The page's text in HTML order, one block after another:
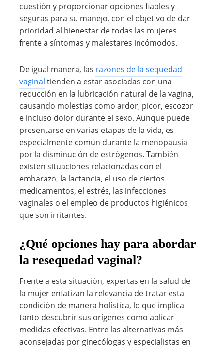
cuestión y proporcionar opciones fiables y
seguras para su manejo, con el objetivo de dar
prioridad al bienestar de todas las mujeres
frente a síntomas y malestares incómodos.
De igual manera, las razones de la sequedad
vaginal tienden a estar asociadas con una
reducción en la lubricación natural de la vagina,
causando molestias como ardor, picor, escozor
e incluso dolor durante el sexo. Aunque puede
presentarse en varias etapas de la vida, es
especialmente común durante la menopausia
por la disminución de estrógenos. También
existen situaciones relacionadas con el
embarazo, la lactancia, el uso de ciertos
medicamentos, el estrés, las infecciones
vaginales o el empleo de productos higiénicos
que son irritantes.
¿Qué opciones hay para abordar
la resequedad vaginal?
Frente a esta situación, expertas en la salud de
la mujer enfatizan la relevancia de tratar esta
condición de manera holística, lo que implica
tanto descubrir sus orígenes como aplicar
medidas efectivas. Entre las alternativas más
aconsejadas por ginecólogas y especialistas en